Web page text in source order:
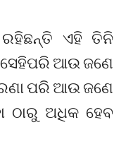
ଏହି ତିନି
ସେହିପରି ଆଉ ଜଣେ
ପରି ଆଉ ଜଣେ
ଠାରୁ ଅଧିକ ହେବ